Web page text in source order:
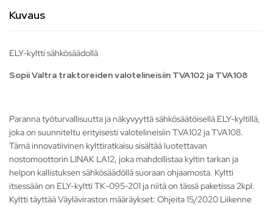
Kuvaus
ELY-kyltti sähkösäädollä
Sopii Valtra traktoreiden valotelineisiin TVA102 ja TVA108
Paranna työturvallisuutta ja näkyvyyttä sähkösäätöisellä ELY-kyltillä,
joka on suunniteltu erityisesti valotelineisiin TVA102 ja TVA108.
Tämä innovatiivinen kylttiratkaisu sisältää luotettavan
nostomoottorin LINAK LA12, joka mahdollistaa kyltin tarkan ja
helpon kallistuksen sähkösäädöllä suoraan ohjaamosta. Kyltti
itsessään on ELY-kyltti TK-095-201 ja niitä on tässä paketissa 2kpl.
Kyltti täyttää Väyläviraston määräykset: Ohjeita 15/2020 Liikenne